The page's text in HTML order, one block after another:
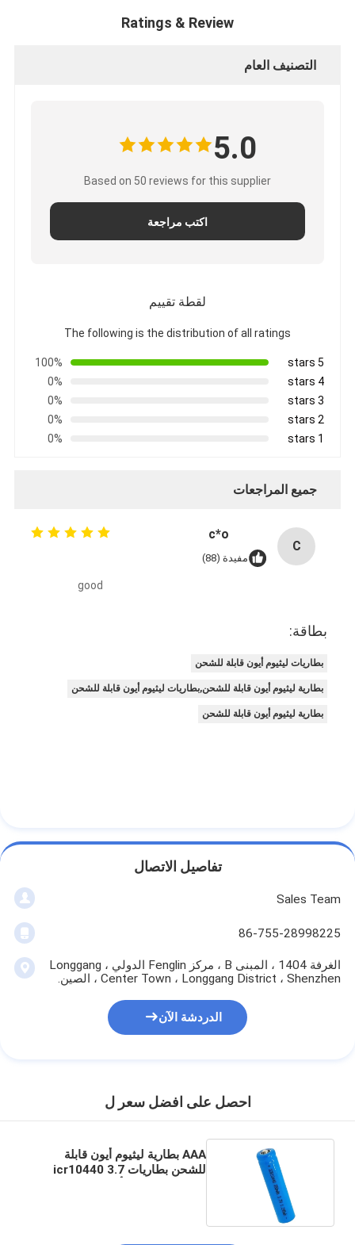
Ratings & Review
التصنيف العام
5.0
Based on 50 reviews for this supplier
اكتب مراجعة
لقطة تقييم
The following is the distribution of all ratings
5 stars
100%
4 stars
0%
3 stars
0%
2 stars
0%
1 stars
0%
جميع المراجعات
C
c*o
مفيدة (88)
good
بطاقة:
بطاريات ليثيوم أيون قابلة للشحن
بطارية ليثيوم أيون قابلة للشحن,بطاريات ليثيوم أيون قابلة للشحن
بطارية ليثيوم أيون قابلة للشحن
تفاصيل الاتصال
Sales Team
86-755-28998225
الغرفة 1404 ، المبنى B ، مركز Fenglin الدولي ، Longgang
Center Town ، Longgang District ، Shenzhen ، الصين.
الدردشة الآن
احصل على افضل سعر ل
AAA بطارية ليثيوم أيون قابلة
للشحن بطاريات icr10440 3.7